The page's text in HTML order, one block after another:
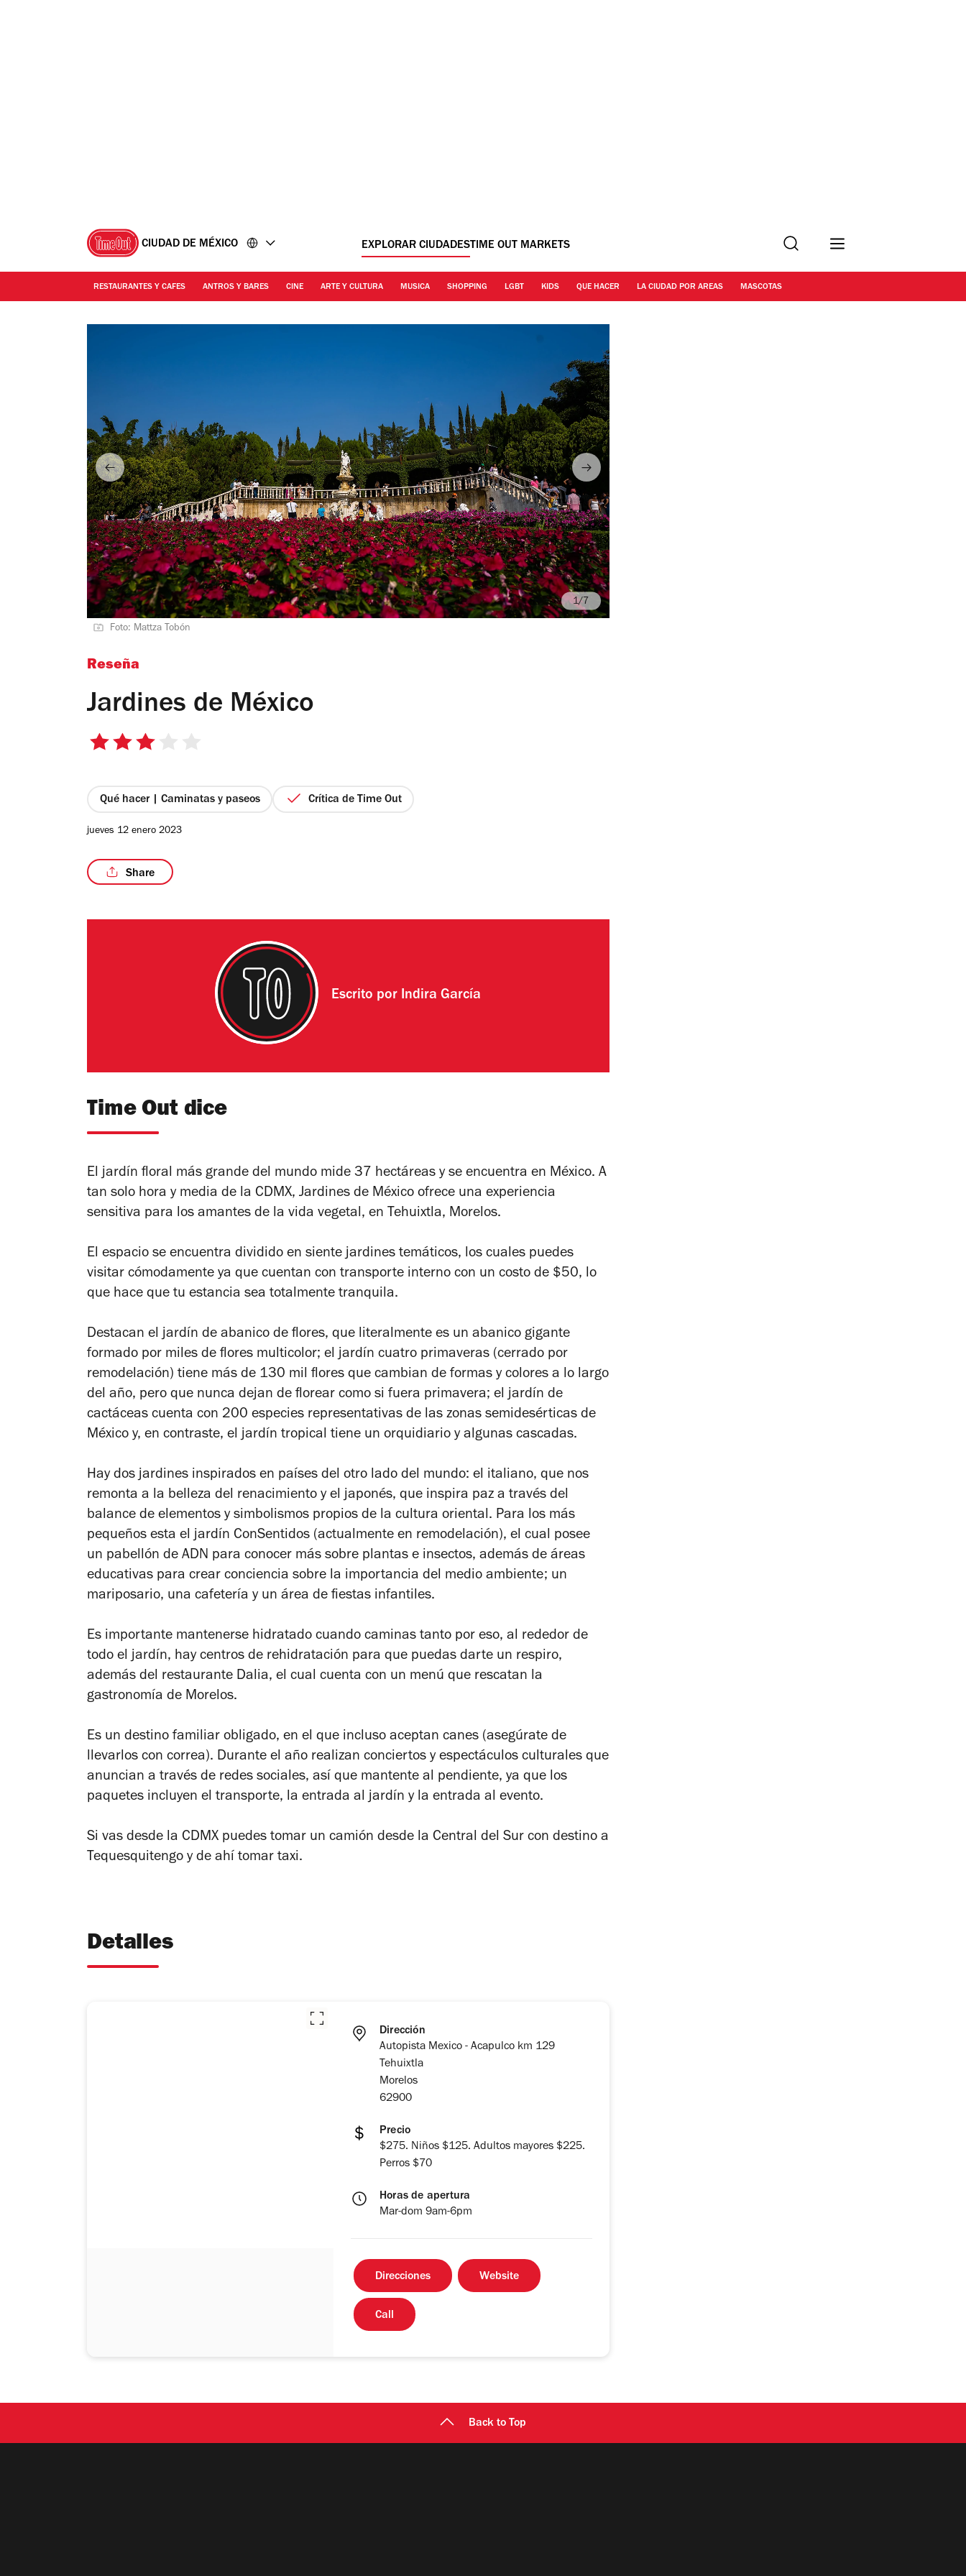
CIUDAD DE MÉXICO EXPLORAR CIUDADESTIME OUT MARKETS Buscar
RESTAURANTES Y CAFES ANTROS Y BARES CINE ARTE Y CULTURA MUSICA SHOPPING LGBT KIDS QUE HACER LA CIUDAD POR AREAS MASCOTAS
Foto: Mattza Tobón
/7
Reseña
Jardines de México
3
estrellas
Qué hacer | Caminatas y paseos Crítica de Time Out
jueves 12 enero 2023
Share
Escrito por Indira García
Time Out dice
El jardín floral más grande del mundo mide 37 hectáreas y se encuentra en México. A
tan solo hora y media de la CDMX, Jardines de México ofrece una experiencia
sensitiva para los amantes de la vida vegetal, en Tehuixtla, Morelos.
El espacio se encuentra dividido en siente jardines temáticos, los cuales puedes
visitar cómodamente ya que cuentan con transporte interno con un costo de $50, lo
que hace que tu estancia sea totalmente tranquila.
Destacan el jardín de abanico de flores, que literalmente es un abanico gigante
formado por miles de flores multicolor; el jardín cuatro primaveras (cerrado por
remodelación) tiene más de 130 mil flores que cambian de formas y colores a lo largo
del año, pero que nunca dejan de florear como si fuera primavera; el jardín de
cactáceas cuenta con 200 especies representativas de las zonas semidesérticas de
México y, en contraste, el jardín tropical tiene un orquidiario y algunas cascadas.
Hay dos jardines inspirados en países del otro lado del mundo: el italiano, que nos
remonta a la belleza del renacimiento y el japonés, que inspira paz a través del
balance de elementos y simbolismos propios de la cultura oriental. Para los más
pequeños esta el jardín ConSentidos (actualmente en remodelación), el cual posee
un pabellón de ADN para conocer más sobre plantas e insectos, además de áreas
educativas para crear conciencia sobre la importancia del medio ambiente; un
mariposario, una cafetería y un área de fiestas infantiles.
Es importante mantenerse hidratado cuando caminas tanto por eso, al rededor de
todo el jardín, hay centros de rehidratación para que puedas darte un respiro,
además del restaurante Dalia, el cual cuenta con un menú que rescatan la
gastronomía de Morelos.
Es un destino familiar obligado, en el que incluso aceptan canes (asegúrate de
llevarlos con correa). Durante el año realizan conciertos y espectáculos culturales que
anuncian a través de redes sociales, así que mantente al pendiente, ya que los
paquetes incluyen el transporte, la entrada al jardín y la entrada al evento.
Si vas desde la CDMX puedes tomar un camión desde la Central del Sur con destino a
Tequesquitengo y de ahí tomar taxi.
Detalles
Dirección
Autopista Mexico - Acapulco km 129
Tehuixtla
Morelos
62900
Precio
$275. Niños $125. Adultos mayores $225.
Perros $70
Horas de apertura
Mar-dom 9am-6pm
Direcciones Website
Call
Back to Top